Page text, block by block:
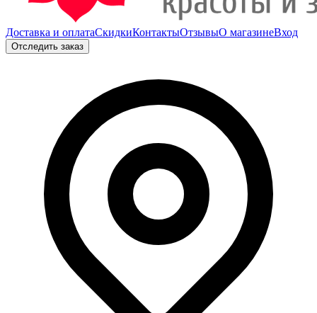
Доставка и оплатаСкидкиКонтактыОтзывыО магазинеВход
Отследить заказ